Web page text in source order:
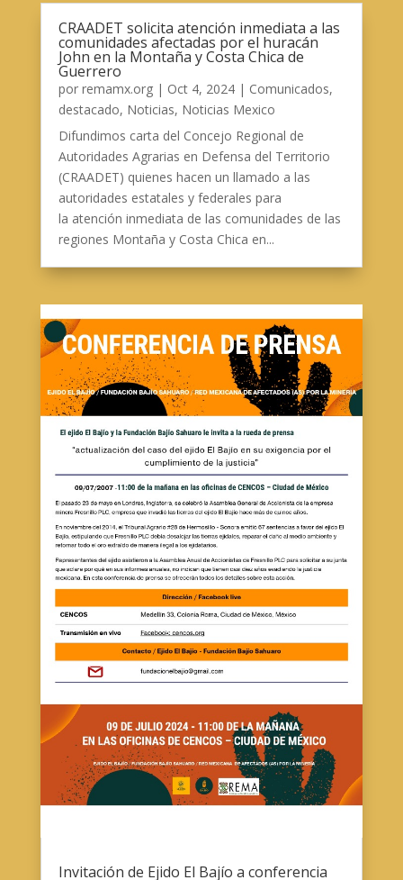
CRAADET solicita atención inmediata a las
comunidades afectadas por el huracán
John en la Montaña y Costa Chica de
Guerrero
por remamx.org| Oct 4, 2024| Comunicados,
destacado, Noticias, Noticias Mexico
Difundimos carta del Concejo Regional de
Autoridades Agrarias en Defensa del Territorio
(CRAADET) quienes hacen un llamado a las
autoridades estatales y federales para
la atención inmediata de las comunidades de las
regiones Montaña y Costa Chica en...
Invitación de Ejido El Bajío a conferencia